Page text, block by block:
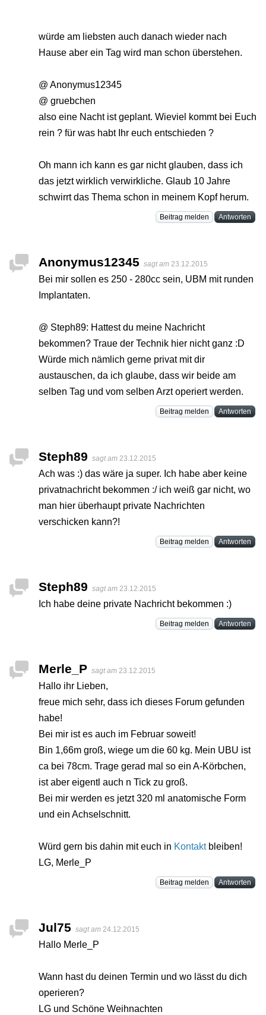
würde am liebsten auch danach wieder nach
Hause aber ein Tag wird man schon überstehen.
@ Anonymus12345
@ gruebchen
also eine Nacht ist geplant. Wieviel kommt bei Euch
rein ? für was habt Ihr euch entschieden ?
Oh mann ich kann es gar nicht glauben, dass ich
das jetzt wirklich verwirkliche. Glaub 10 Jahre
schwirrt das Thema schon in meinem Kopf herum.
Beitrag melden Antworten
Anonymus12345 sagt am 23.12.2015
Bei mir sollen es 250 - 280cc sein, UBM mit runden
Implantaten.
@ Steph89: Hattest du meine Nachricht
bekommen? Traue der Technik hier nicht ganz :D
Würde mich nämlich gerne privat mit dir
austauschen, da ich glaube, dass wir beide am
selben Tag und vom selben Arzt operiert werden.
Beitrag melden Antworten
Steph89 sagt am 23.12.2015
Ach was :) das wäre ja super. Ich habe aber keine
privatnachricht bekommen :/ ich weiß gar nicht, wo
man hier überhaupt private Nachrichten
verschicken kann?!
Beitrag melden Antworten
Steph89 sagt am 23.12.2015
Ich habe deine private Nachricht bekommen :)
Beitrag melden Antworten
Merle_P sagt am 23.12.2015
Hallo ihr Lieben,
freue mich sehr, dass ich dieses Forum gefunden
habe!
Bei mir ist es auch im Februar soweit!
Bin 1,66m groß, wiege um die 60 kg. Mein UBU ist
ca bei 78cm. Trage gerad mal so ein A-Körbchen,
ist aber eigentl auch n Tick zu groß.
Bei mir werden es jetzt 320 ml anatomische Form
und ein Achselschnitt.
Würd gern bis dahin mit euch in Kontaktbleiben!
LG, Merle_P
Beitrag melden Antworten
Jul75 sagt am 24.12.2015
Hallo Merle_P
Wann hast du deinen Termin und wo lässt du dich
operieren?
LG und Schöne Weihnachten